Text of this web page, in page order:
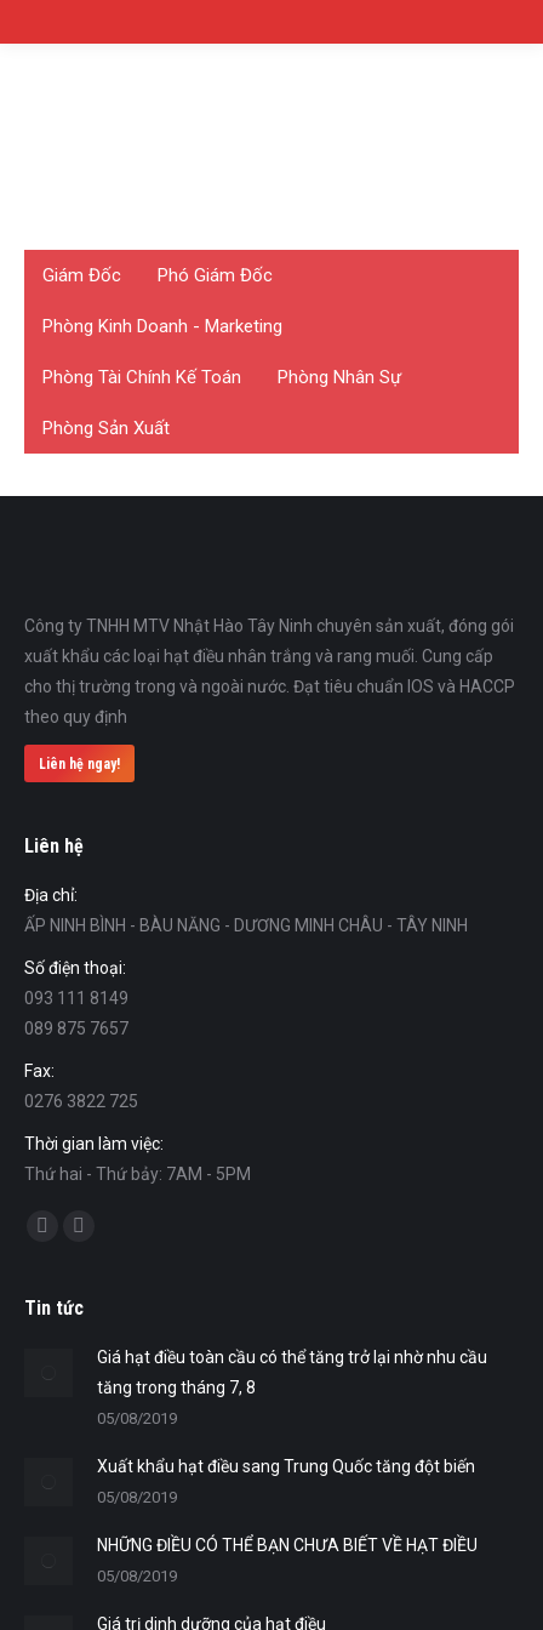
Giám Đốc Phó Giám Đốc
Phòng Kinh Doanh - Marketing
Phòng Tài Chính Kế Toán Phòng Nhân Sự
Phòng Sản Xuất
Công ty TNHH MTV Nhật Hào Tây Ninh chuyên sản xuất, đóng gói
xuất khẩu các loại hạt điều nhân trắng và rang muối. Cung cấp
cho thị trường trong và ngoài nước. Đạt tiêu chuẩn IOS và HACCP
theo quy định
Liên hệ ngay!
Liên hệ
Địa chỉ:
ẤP NINH BÌNH - BÀU NĂNG - DƯƠNG MINH CHÂU - TÂY NINH
Số điện thoại:
093 111 8149
089 875 7657
Fax:
0276 3822 725
Thời gian làm việc:
Thứ hai - Thứ bảy: 7AM - 5PM
Find us on:
Tin tức
Giá hạt điều toàn cầu có thể tăng trở lại nhờ nhu cầu
tăng trong tháng 7, 8
05/08/2019
Xuất khẩu hạt điều sang Trung Quốc tăng đột biến
05/08/2019
NHỮNG ĐIỀU CÓ THỂ BẠN CHƯA BIẾT VỀ HẠT ĐIỀU
05/08/2019
Giá trị dinh dưỡng của hạt điều